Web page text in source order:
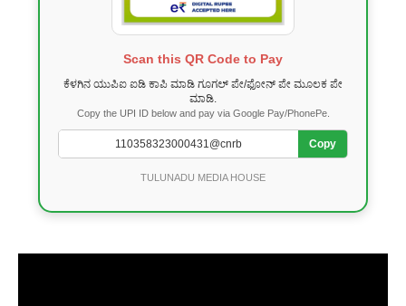
Scan this QR Code to Pay
ಕೆಳಗಿನ ಯುಪಿಐ ಐಡಿ ಕಾಪಿ ಮಾಡಿ ಗೂಗಲ್ ಪೇ/ಫೋನ್ ಪೇ ಮೂಲಕ ಪೇ
ಮಾಡಿ.
Copy the UPI ID below and pay via Google Pay/PhonePe.
Copy
TULUNADU MEDIA HOUSE